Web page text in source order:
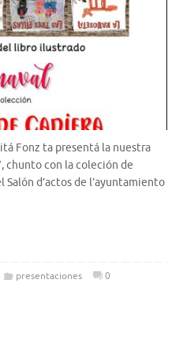
Fonz ta presentá la nuestra
chunto con la coleción de
Salón d’actos de l’ayuntamiento
presentaciones 0